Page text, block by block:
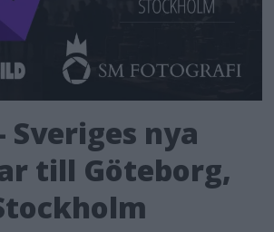
Sveriges nya
till Göteborg,